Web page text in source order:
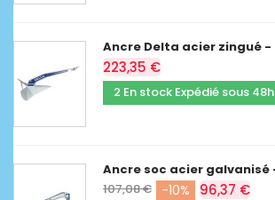
Ancre Delta acier zingué -
223,35 €
2 En stock Expédié sous
Ancre soc acier galvanisé
107,08 €
-10% 96,37 €